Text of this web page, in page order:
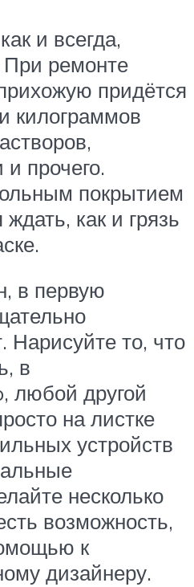
и всегда,
При ремонте
придётся
килограммов
и прочего.
покрытием
как и грязь
в первую
Нарисуйте то, что
в
любой другой
на листке
устройств
несколько
возможность,
к
дизайнеру.